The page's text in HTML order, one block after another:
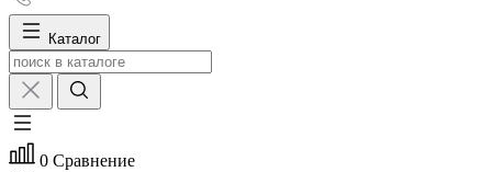
Каталог
0 Сравнение